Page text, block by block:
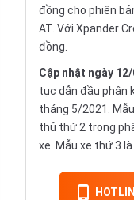
đồng cho phiên
AT. Với Xpander
đồng.
Cập nhật ngày
tục dẫn đầu phân
tháng 5/2021.
thủ thứ 2 trong
xe. Mẫu xe thứ 3